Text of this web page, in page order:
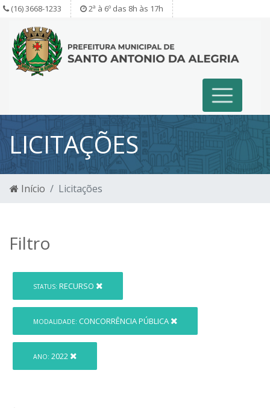
(16) 3668-1233 2ª à 6º das 8h às 17h
LICITAÇÕES
Início Licitações
Filtro
STATUS: RECURSO
MODALIDADE: CONCORRÊNCIA PÚBLICA
ANO: 2022